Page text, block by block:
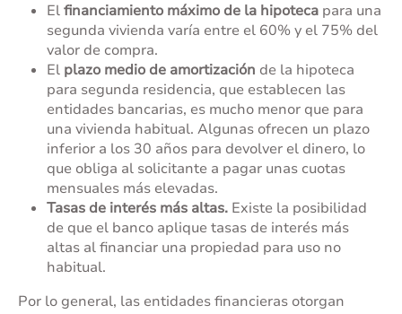
Elfinanciamiento máximo de la hipoteca para una
segunda vivienda varía entre el 60% y el 75% del
valor de compra.
El plazo medio de amortización de la hipoteca
para segunda residencia, que establecen las
entidades bancarias, es mucho menor que para
una vivienda habitual. Algunas ofrecen un plazo
inferior a los 30 años para devolver el dinero, lo
que obliga al solicitante a pagar unas cuotas
mensuales más elevadas.
Tasas de interés más altas. Existe la posibilidad
de que el banco aplique tasas de interés más
altas al financiar una propiedad para uso no
habitual.
Por lo general, las entidades financieras otorgan